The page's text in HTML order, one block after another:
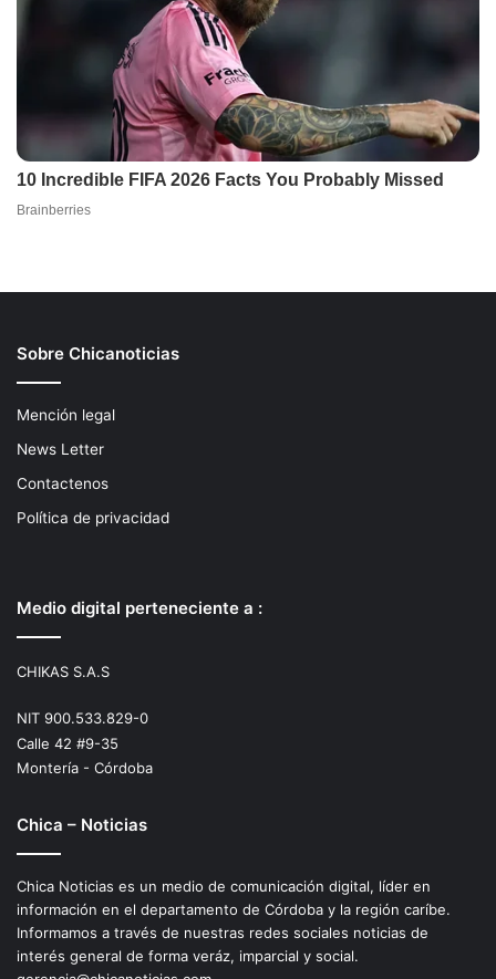
Sobre Chicanoticias
Mención legal
News Letter
Contactenos
Política de privacidad
Medio digital perteneciente a :
CHIKAS S.A.S
NIT 900.533.829-0
Calle 42 #9-35
Montería - Córdoba
Chica – Noticias
Chica Noticias es un medio de comunicación digital, líder en
información en el departamento de Córdoba y la región caríbe.
Informamos a través de nuestras redes sociales noticias de
interés general de forma veráz, imparcial y social.